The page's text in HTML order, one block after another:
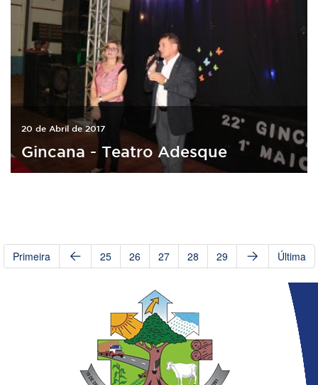
20 de Abril de 2017
Gincana - Teatro Adesque
Primeira 25 26 27 28 29 Última